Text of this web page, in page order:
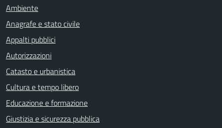
Ambiente
Anagrafe e stato civile
Appalti pubblici
Autorizzazioni
Catasto e urbanistica
Cultura e tempo libero
Educazione e formazione
Giustizia e sicurezza pubblica